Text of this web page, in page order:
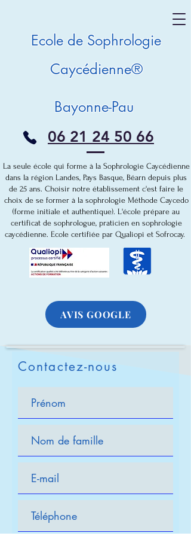
Ecole de ​Sophrologie
Caycédienne®
Bayonne-Pau
La seule école qui forme à la Sophrologie Caycédienne
dans la région Landes, Pays Basque, Béarn depuis plus
de 25 ans. Choisir notre établissement c'est faire le
choix de se former à la sophrologie Méthode Caycedo
(forme initiale et authentique). L'école prépare au
certificat de sophrologue, praticien en sophrologie
caycédienne. Ecole certifiée par Qualiopi et Sofrocay.
06 21 24 50 66
AVIS GOOGLE
Contactez-nous